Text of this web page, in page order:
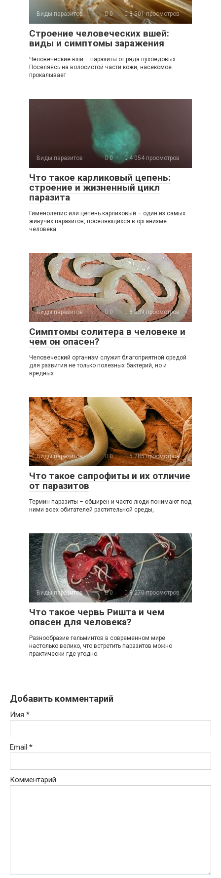
Виды паразитов 0 3 501 просмотров
Строение человеческих вшей:
виды и симптомы заражения
Человеческие вши – паразиты от ряда пухоедовых.
Поселяясь на волосистой части кожи, насекомое
прокалывает
Виды паразитов 0 4 054 просмотров
Что такое карликовый цепень:
строение и жизненный цикл
паразита
Гименолепис или цепень карликовый – один из самых
живучих паразитов, поселяющихся в организме
человека.
Виды паразитов 0 8 639 просмотров
Симптомы солитера в человеке и
чем он опасен?
Человеческий организм служит благоприятной средой
для развития не только полезных бактерий, но и
вредных
Виды паразитов 0 5 285 просмотров
Что такое сапрофиты и их отличие
от паразитов
Термин паразиты – обширен и часто люди понимают под
ними всех обитателей растительной среды,
Виды паразитов 0 8 270 просмотров
Что такое червь Ришта и чем
опасен для человека?
Разнообразие гельминтов в современном мире
настолько велико, что встретить паразитов можно
практически где угодно.
Добавить комментарий
Имя *
Email *
Комментарий